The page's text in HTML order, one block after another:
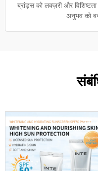
ब्रांड्स को लक्ज़री और
अनुभव को